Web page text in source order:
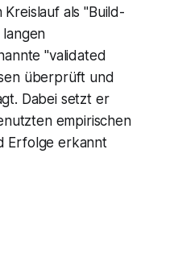
als "Build-
"validated
überprüft und
Dabei setzt er
empirischen
Erfolge erkannt